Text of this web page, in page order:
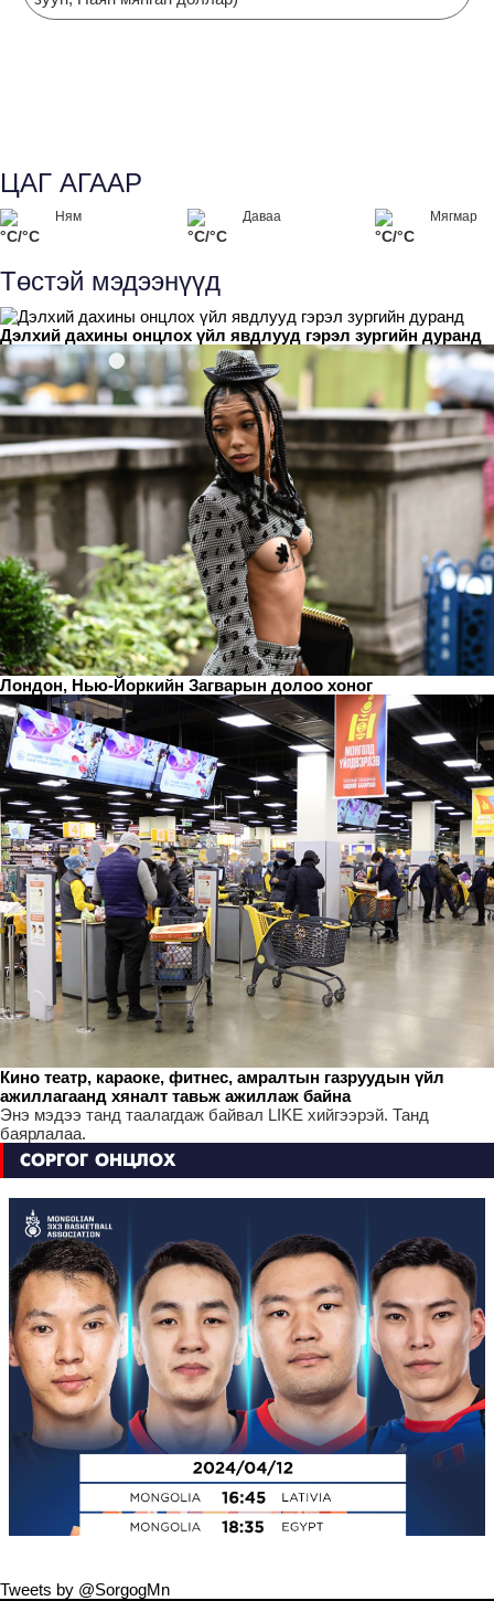
ЦАГ АГААР
Ням
°C/°C
Даваа
°C/°C
Мягмар
°C/°C
Төстэй мэдээнүүд
Дэлхий дахины онцлох үйл явдлууд гэрэл зургийн дуранд
Лондон, Нью-Йоркийн Загварын долоо хоног
Кино театр, караоке, фитнес, амралтын газруудын үйл
ажиллагаанд хяналт тавьж ажиллаж байна
Энэ мэдээ танд таалагдаж байвал LIKE хийгээрэй. Танд
баярлалаа.
СОРГОГ ОНЦЛОХ
Tweets by @SorgogMn